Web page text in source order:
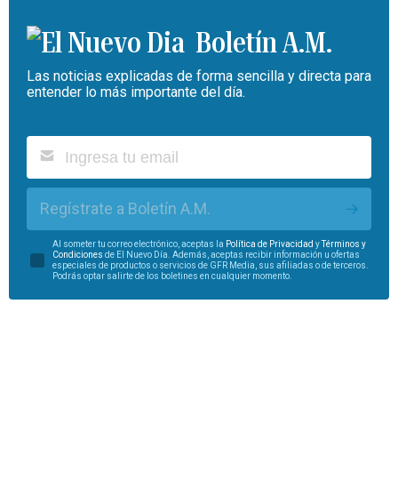
Boletín A.M.
Las noticias explicadas de forma sencilla y directa para
entender lo más importante del día.
Regístrate a Boletín A.M.
Al someter tu correo electrónico, aceptas la Política de Privacidad y
Términos y
Condiciones de El Nuevo Día. Además, aceptas recibir información u ofertas
especiales de productos o servicios de GFR Media, sus afiliadas o de terceros.
Podrás optar salirte de los boletines en cualquier momento.